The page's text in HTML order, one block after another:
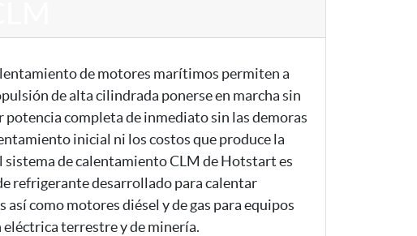
de motores marítimos permiten a
de alta cilindrada ponerse en marcha sin
potencia completa de inmediato sin las demoras
inicial ni los costos que produce la
sistema de calentamiento CLM de Hotstart es
refrigerante desarrollado para calentar
como motores diésel y de gas para equipos
eléctrica terrestre y de minería.